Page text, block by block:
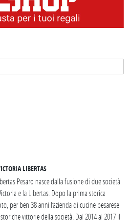
LIBERTAS
Pesaro nasce dalla fusione di due società
e la Libertas. Dopo la prima storica
per ben 38 anni l’azienda di cucine pesarese
vittorie della società. Dal 2014 al 2017 il